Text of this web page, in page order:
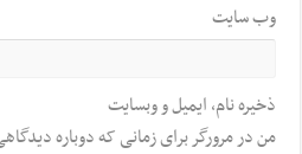
وب‌ سایت
ذخیره نام، ایمیل و وبسایت
من در مرورگر برای زمانی که دوباره